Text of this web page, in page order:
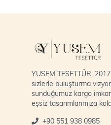
YUSEM TESETTÜR,
sizlerle buluşturma
sunduğumuz kargo
eşsiz tasarımlarımıza
+90 551 938 0985